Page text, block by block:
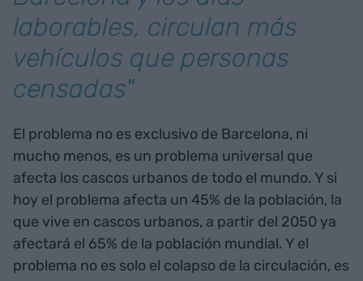
laborables, circulan más
vehículos que personas
censadas"
El problema no es exclusivo de Barcelona, ni
mucho menos, es un problema universal que
afecta los cascos urbanos de todo el mundo. Y si
hoy el problema afecta un 45% de la población, la
que vive en cascos urbanos, a partir del 2050 ya
afectará el 65% de la población mundial. Y el
problema no es solo el colapso de la circulación, es